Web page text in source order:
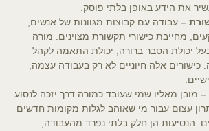
את הידע באופן בלתי פוסק.
– עבודה עם קבוצות מגוונות של אנשים,
מחייבת כישורי תקשורת מצוינים. מורה
יכולת הסבר ברורה, יכולת התאמה לקהל
כישורים אלה חיוניים לא רק בעבודה עצמה,
– מובן מאליו שמי שעובד כמורה דרך יזכה לנסוע
עצום עבור מי שאוהב לגלות מקומות חדשים
הנסיעות הן חלק בלתי נפרד מהעבודה,